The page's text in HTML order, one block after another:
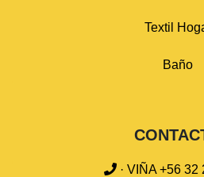
Textil
Baño
· VIÑA +56 32